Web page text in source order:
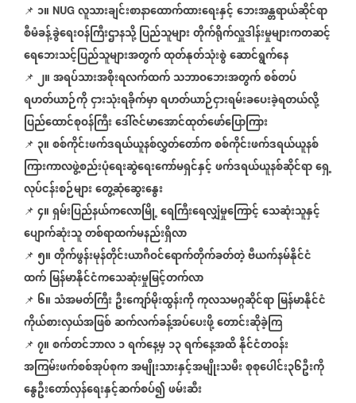
📌 ၁။ NUG လူသားချင်းစာနာထောက်ထားရေးနှင့်ဘေးအန္တရာယ်ဆိုင်ရာ
စီမံခန့်ခွဲရေးဝန်ကြီးဌာနသို့ပြည်သူများတိုက်ရိုက်လှူဒါန်းမှုများကတဆင့်
ရေဘေးသင့်ပြည်သူများအတွက်ထုတ်နုတ်သုံးစွဲဆောင်ရွက်နေ
📌 ၂။အရပ်သားအစိုးရလက်ထက်သဘာဝဘေးအတွက်စစ်တပ်
ရဟတ်ယာဉ်ကိုငှားသုံးရခိုက်မှာရဟတ်ယာဉ်ငှားရမ်းခပေးခဲ့ရတယ်လို့
ပြည်ထောင်စုဝန်ကြီးဒေါ်ဇင်မာအောင်ထုတ်ဖော်ပြောကြား
📌 ၃။စစ်ကိုင်းဖက်ဒရယ်ယူနစ်လွှတ်တော်ကစစ်ကိုင်းဖက်ဒရယ်ယူနစ်
ကြားကာလဖွဲ့စည်းပုံရေးဆွဲရေးကော်မရှင်နှင့်ဖက်ဒရယ်ယူနစ်ဆိုင်ရာရှေ့
လုပ်ငန်းစဉ်များတွေ့ဆုံဆွေးနွေး
📌 ၄။ရှမ်းပြည်နယ်ကလောမြို့ရေကြီးရေလျှံမှုကြောင့်သေဆုံးသူနှင့်
ပျောက်ဆုံးသူတစ်ရာထက်မနည်းရှိလာ
📌 ၅။တိုက်ဖွန်းမုန်တိုင်းယာဂီဝင်ရောက်တိုက်ခတ်တဲ့ဗီယက်နမ်နိုင်ငံ
ထက်မြန်မာနိုင်ငံကသေဆုံးမှုမြင့်တက်လာ
📌 ၆။သံအမတ်ကြီး ဦးကျော်မိုးထွန်းကိုကုလသမဂ္ဂဆိုင်ရာမြန်မာနိုင်ငံ
ကိုယ်စားလှယ်အဖြစ်ဆက်လက်ခန့်အပ်ပေးဖို့တောင်းဆိုခဲ့ကြ
📌 ၇။စက်တင်ဘာလ၁ရက်နေ့မှ၁၃ရက်နေ့အထိနိုင်ငံတဝန်း
အကြမ်းဖက်စစ်အုပ်စုကအမျိုးသားနှင့်အမျိုးသမီးစုစုပေါင်း၃၆ဦးကို
နွေဦးတော်လှန်ရေးနှင့်ဆက်စပ်၍ဖမ်းဆီး